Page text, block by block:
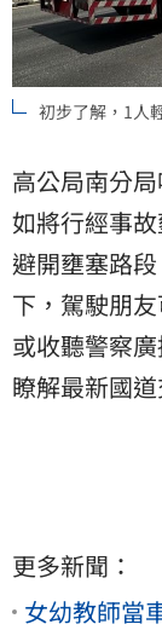
初步了解，1人
高公局南分
如將行經事
避開壅塞路
下，駕駛朋
或收聽警察
瞭解最新國道
更多新聞：
女幼教師當